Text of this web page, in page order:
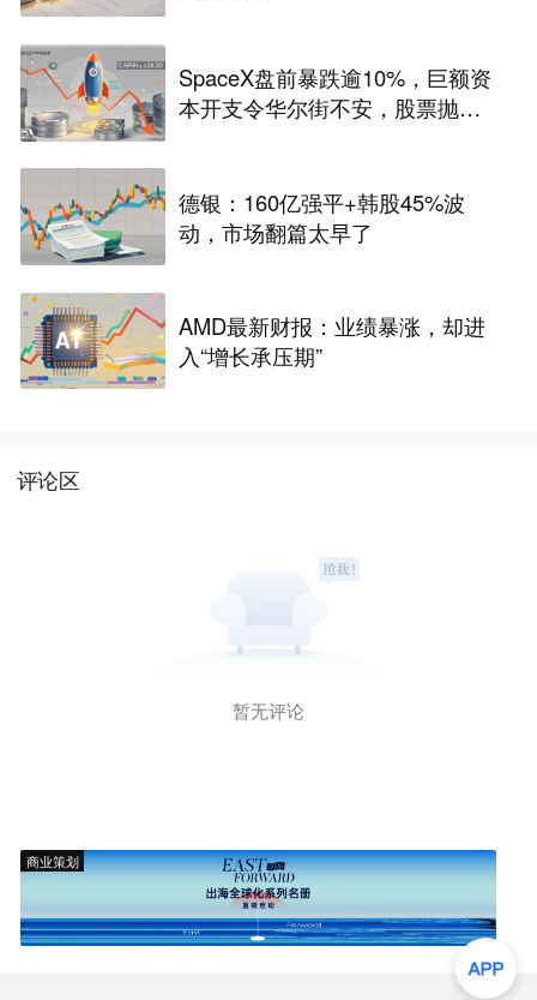
SpaceX盘前暴跌逾10%，巨额资
本开支令华尔街不安，股票抛
德银：160亿强平+韩股45%波
动，市场翻篇太早了
AMD最新财报：业绩暴涨，却进
入“增长承压期”
评论区
暂无评论
商业策划